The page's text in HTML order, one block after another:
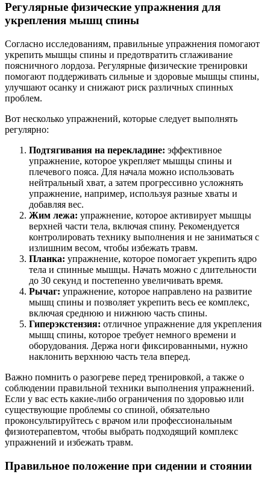
Регулярные физические упражнения для
укрепления мышц спины
Согласно исследованиям, правильные упражнения помогают
укрепить мышцы спины и предотвратить сглаживание
поясничного лордоза. Регулярные физические тренировки
помогают поддерживать сильные и здоровые мышцы спины,
улучшают осанку и снижают риск различных спинных
проблем.
Вот несколько упражнений, которые следует выполнять
регулярно:
Подтягивания на перекладине: эффективное
упражнение, которое укрепляет мышцы спины и
плечевого пояса. Для начала можно использовать
нейтральный хват, а затем прогрессивно усложнять
упражнение, например, используя разные хваты и
добавляя вес.
Жим лежа: упражнение, которое активирует мышцы
верхней части тела, включая спину. Рекомендуется
контролировать технику выполнения и не заниматься с
излишним весом, чтобы избежать травм.
Планка: упражнение, которое помогает укрепить ядро
тела и спинные мышцы. Начать можно с длительности
до 30 секунд и постепенно увеличивать время.
Рычаг: упражнение, которое направлено на развитие
мышц спины и позволяет укрепить весь ее комплекс,
включая среднюю и нижнюю часть спины.
Гиперэкстензия: отличное упражнение для укрепления
мышц спины, которое требует немного времени и
оборудования. Держа ноги фиксированными, нужно
наклонить верхнюю часть тела вперед.
Важно помнить о разогреве перед тренировкой, а также о
соблюдении правильной техники выполнения упражнений.
Если у вас есть какие-либо ограничения по здоровью или
существующие проблемы со спиной, обязательно
проконсультируйтесь с врачом или профессиональным
физиотерапевтом, чтобы выбрать подходящий комплекс
упражнений и избежать травм.
Правильное положение при сидении и стоянии